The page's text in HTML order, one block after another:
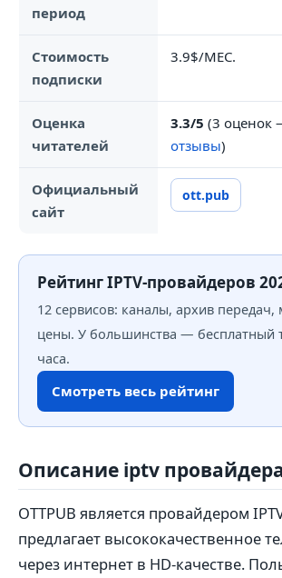
период
Стоимость
подписки
3.9$/МЕС.
Оценка
читателей
3.3/5 (3 оценок
отзывы)
Официальный
сайт
ott.pub
Рейтинг IPTV-провайдеров
12 сервисов: каналы, архив передач,
цены. У большинства — бесплатный
часа.
Смотреть весь рейтинг
Описание iptv провайдера
OTTPUB является провайдером
предлагает высококачественное
через интернет в HD-качестве.